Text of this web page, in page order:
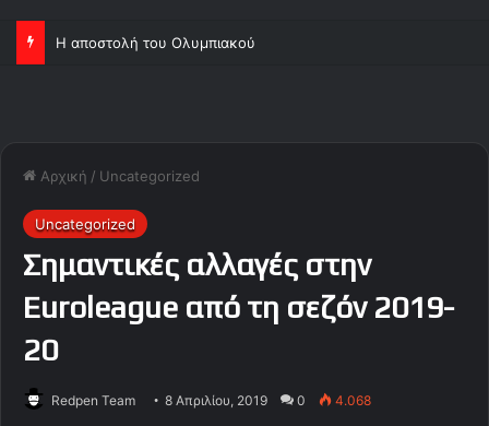
Ορτέγκα και Σα, ανεβάζουν κι άλλο τον Ολυμπιακό!
Αρχική / Uncategorized
Uncategorized
Σημαντικές αλλαγές στηv
Euroleague από τη σεζόν 2019-
20
Redpen Team 8 Απριλίου, 2019 0 4.068